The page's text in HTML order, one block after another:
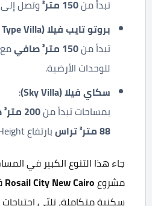
تبدأ من150 متر² وتصل إلى
بروتو تايب فيلا(Proto Type Villa)
تبدأ من150 متر² صافي مع
للوحدات الأرضية.
سكاي فيلا(Sky Villa)
:
بمساحات تبدأ من200 متر² صافي
88متر² تراس
بارتفاع Double Height.
جاء هذا التنوع الكبير في
مشروع
سكنية متكاملة، تلبّي احتياجات